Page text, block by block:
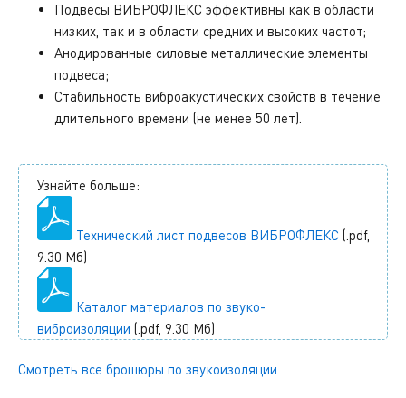
Подвесы ВИБРОФЛЕКС эффективны как в области
низких, так и в области средних и высоких частот;
Анодированные силовые металлические элементы
подвеса;
Стабильность виброакустических свойств в течение
длительного времени (не менее 50 лет).
Узнайте больше:
Технический лист подвесов ВИБРОФЛЕКС (.pdf,
9.30 Мб)
Каталог материалов по звуко-
виброизоляции (.pdf, 9.30 Мб)
Смотреть все брошюры по звукоизоляции